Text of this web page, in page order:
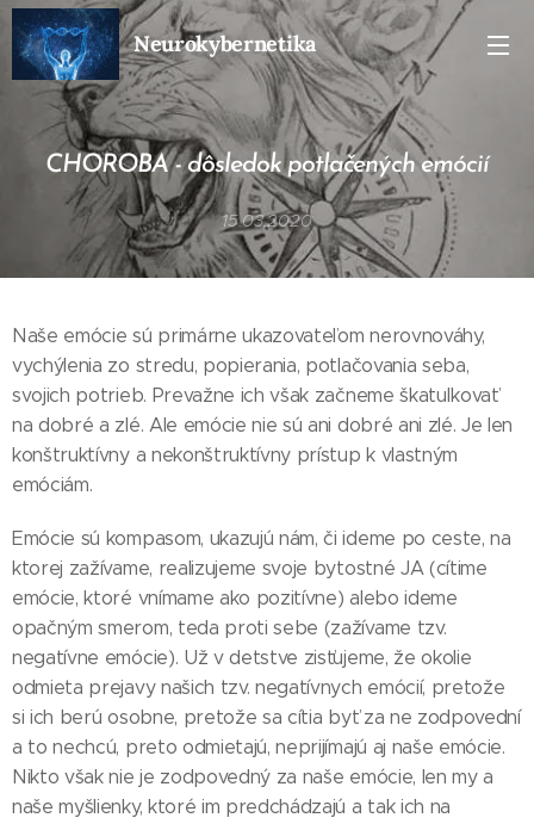
Neurokybernetika
CHOROBA - dôsledok potlačených emócií
15.03.2020
Naše emócie sú primárne ukazovateľom nerovnováhy,
vychýlenia zo stredu, popierania, potlačovania seba,
svojich potrieb. Prevažne ich však začneme škatuľkovať
na dobré a zlé. Ale emócie nie sú ani dobré ani zlé. Je len
konštruktívny a nekonštruktívny prístup k vlastným
emóciám.
Emócie sú kompasom, ukazujú nám, či ideme po ceste, na
ktorej zažívame, realizujeme svoje bytostné JA (cítime
emócie, ktoré vnímame ako pozitívne) alebo ideme
opačným smerom, teda proti sebe (zažívame tzv.
negatívne emócie). Už v detstve zisťujeme, že okolie
odmieta prejavy našich tzv. negatívnych emócií, pretože
si ich berú osobne, pretože sa cítia byť za ne zodpovední
a to nechcú, preto odmietajú, neprijímajú aj naše emócie.
Nikto však nie je zodpovedný za naše emócie, len my a
naše myšlienky, ktoré im predchádzajú a tak ich na